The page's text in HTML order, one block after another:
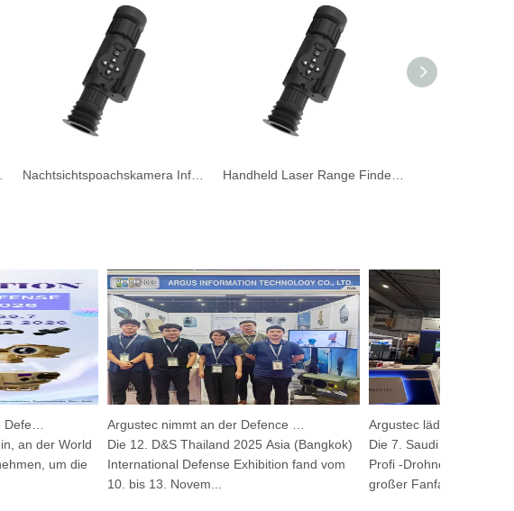
Nachtsichtspoachskamera Infrarot Handheld Wärmebereich für die Außenjagd Handheld Laser Range Finder Thermalsbereich Nachtsicht über Sicherheitskamera
Argustec lädt Sie zur World Defense Show 2026 ein!
der World
um die
Argustec nimmt an der Defence & Security 2025 teil
Die 12. D&S Thailand 2025 Asia (Bangkok)
International Defense Exhibition fand vom
10. bis 13. Novem...
Die 7. Saudi -danachte
Profi -Drohnenausstellung
großer Fanfare in...